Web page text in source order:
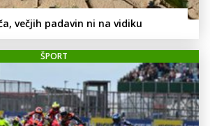
večjih padavin ni na vidiku
ŠPORT